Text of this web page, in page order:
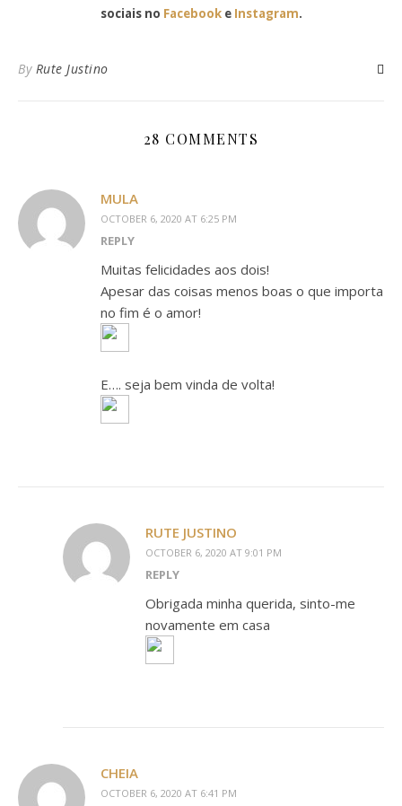
sociais no Facebooke Instagram.
By Rute Justino
28 COMMENTS
MULA
OCTOBER 6, 2020 AT 6:25 PM
REPLY
Muitas felicidades aos dois!
Apesar das coisas menos boas o que importa
no fim é o amor!
E…. seja bem vinda de volta!
RUTE JUSTINO
OCTOBER 6, 2020 AT 9:01 PM
REPLY
Obrigada minha querida, sinto-me
novamente em casa
CHEIA
OCTOBER 6, 2020 AT 6:41 PM